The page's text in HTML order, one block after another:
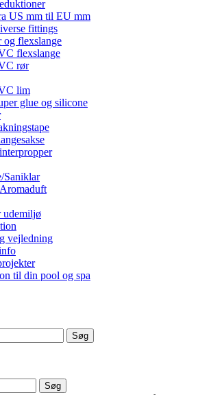
US mm til EU mm
fittings
og flexslange
flexslange
rør
lim
glue og silicone
Saniklar
udemiljø
vejledning
til din pool og spa
Søg
Søg